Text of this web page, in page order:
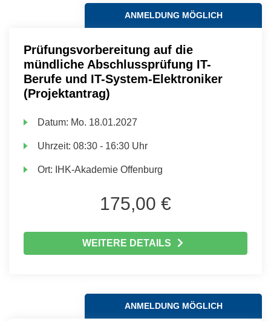
ANMELDUNG MÖGLICH
Prüfungsvorbereitung auf die
mündliche Abschlussprüfung IT-
Berufe und IT-System-Elektroniker
(Projektantrag)
Datum: Mo. 18.01.2027
Uhrzeit:08:30 - 16:30 Uhr
Ort: IHK-Akademie Offenburg
175,00 €
WEITERE DETAILS
ANMELDUNG MÖGLICH